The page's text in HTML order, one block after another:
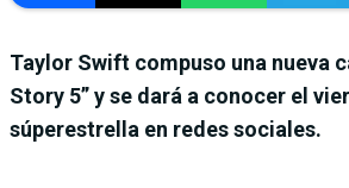
Taylor Swift compuso una nueva
Story 5” y se dará a conocer el
súperestrella en redes sociales.